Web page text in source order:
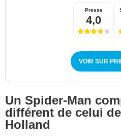
Presse
4,0
VOIR SUR
Un Spider-Man
différent de celui
Holland